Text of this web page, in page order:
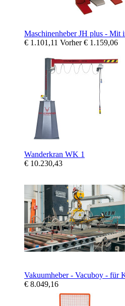
Maschinenheber JH plus - Mit
€ 1.101,11 Vorher€ 1.159,06
Wanderkran WK 1
€ 10.230,43
Vakuumheber - Vacuboy - für
€ 8.049,16